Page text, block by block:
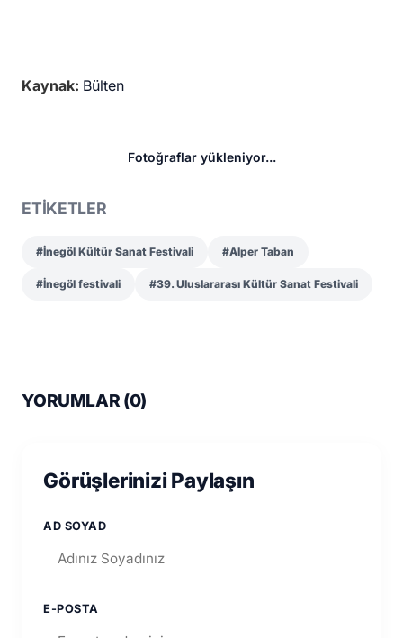
Kaynak: Bülten
Fotoğraflar yükleniyor...
ETİKETLER
#İnegöl Kültür Sanat Festivali #Alper Taban
#İnegöl festivali #39. Uluslararası Kültür Sanat Festivali
YORUMLAR (0)
Görüşlerinizi Paylaşın
AD SOYAD
E-POSTA